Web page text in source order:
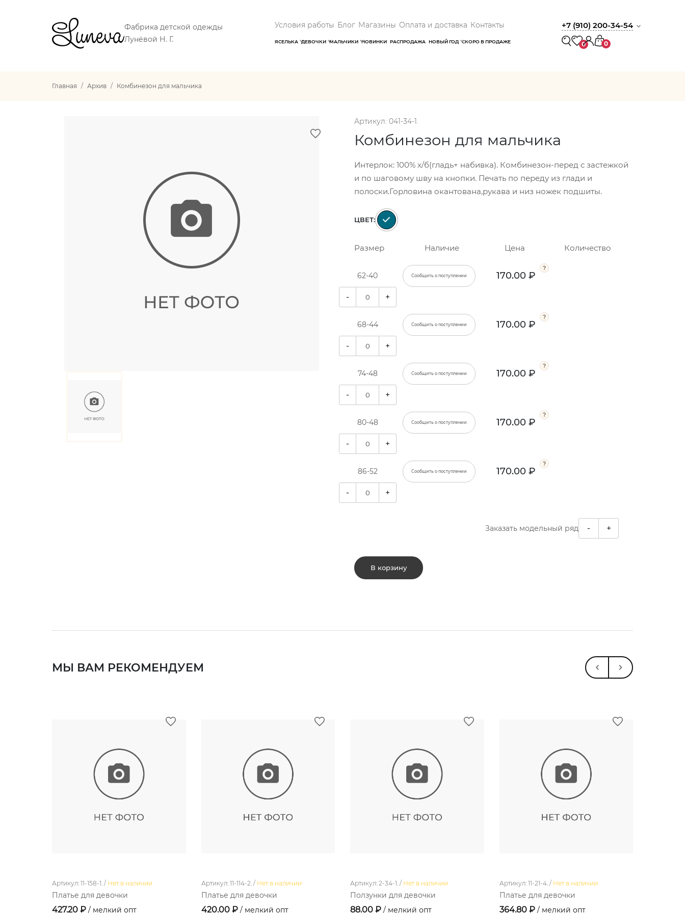
Фабрика детской одежды
Лунёвой Н. Г.
Условия работы Блог Магазины Оплата и доставка Контакты
ЯСЕЛЬКА ДЕВОЧКИ МАЛЬЧИКИ НОВИНКИ РАСПРОДАЖА НОВЫЙ ГОД СКОРО В ПРОДАЖЕ
+7 (910) 200-34-54
0 0
Главная Архив Комбинезон для мальчика
Артикул: 041-34-1.
Комбинезон для мальчика
Интерлок: 100% х/б(гладь+ набивка). Комбинезон-перед с застежкой
и по шаговому шву на кнопки. Печать по переду из глади и
полоски.Горловина окантована,рукава и низ ножек подшиты.
ЦВЕТ:
Размер Наличие Цена Количество
62-40 Сообщить о поступлении 170.00 ₽
- +
68-44 Сообщить о поступлении 170.00 ₽
- +
74-48 Сообщить о поступлении 170.00 ₽
- +
80-48 Сообщить о поступлении 170.00 ₽
- +
86-52 Сообщить о поступлении 170.00 ₽
- +
Заказать модельный ряд - +
В корзину
МЫ ВАМ РЕКОМЕНДУЕМ
Артикул: 11-158-1. / Нет в наличии
Платье для девочки
427.20 ₽ / мелкий опт
Артикул: 11-114-2. / Нет в наличии
Платье для девочки
420.00 ₽ / мелкий опт
Артикул: 2-34-1. / Нет в наличии
Ползунки для девочки
88.00 ₽ / мелкий опт
Артикул: 11-21-4. / Нет в наличии
Платье для девочки
364.80 ₽ / мелкий опт